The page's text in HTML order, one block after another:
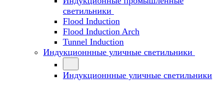
светильники
Flood Induction
Flood Induction Arch
Tunnel Induction
Индукционнные уличные светильники
Индукционнные уличные светильники